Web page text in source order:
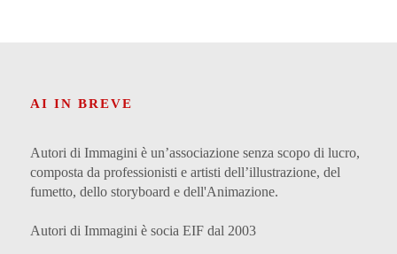
AI IN BREVE
Autori di Immagini è un’associazione senza scopo di lucro,
composta da professionisti e artisti dell’illustrazione, del
fumetto, dello storyboard e dell'Animazione.
Autori di Immagini è socia EIF dal 2003